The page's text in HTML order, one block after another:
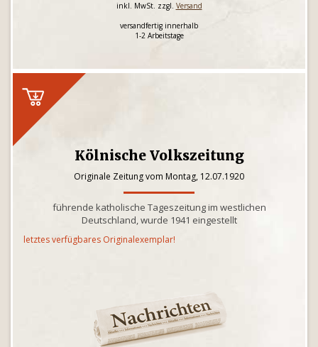
inkl. MwSt. zzgl. Versand
versandfertig innerhalb
1-2 Arbeitstage
Kölnische Volkszeitung
Originale Zeitung vom Montag, 12.07.1920
führende katholische Tageszeitung im westlichen
Deutschland, wurde 1941 eingestellt
letztes verfügbares Originalexemplar!